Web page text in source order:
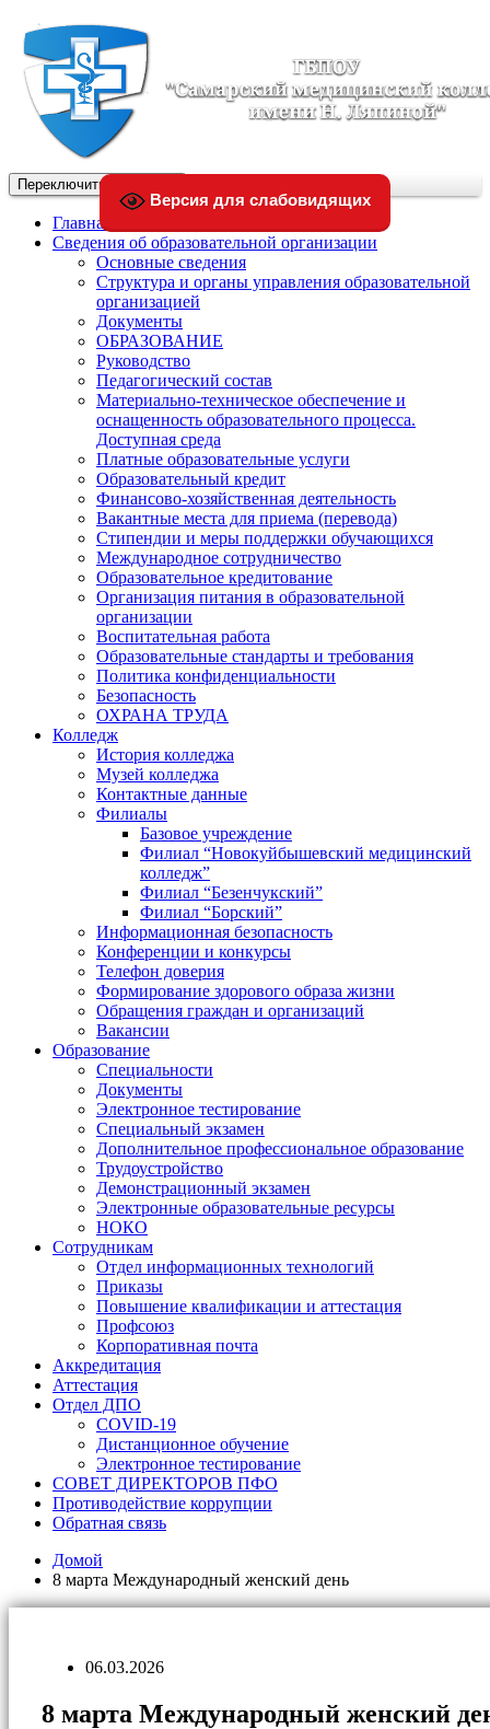
Версия для слабовидящих
Переключить навигации
Главная
Сведения об образовательной организации
Основные сведения
Структура и органы управления образовательной
организацией
Документы
ОБРАЗОВАНИЕ
Руководство
Педагогический состав
Материально-техническое обеспечение и
оснащенность образовательного процесса.
Доступная среда
Платные образовательные услуги
Образовательный кредит
Финансово-хозяйственная деятельность
Вакантные места для приема (перевода)
Стипендии и меры поддержки обучающихся
Международное сотрудничество
Образовательное кредитование
Организация питания в образовательной
организации
Воспитательная работа
Образовательные стандарты и требования
Политика конфиденциальности
Безопасность
ОХРАНА ТРУДА
Колледж
История колледжа
Музей колледжа
Контактные данные
Филиалы
Базовое учреждение
Филиал “Новокуйбышевский медицинский
колледж”
Филиал “Безенчукский”
Филиал “Борский”
Информационная безопасность
Конференции и конкурсы
Телефон доверия
Формирование здорового образа жизни
Обращения граждан и организаций
Вакансии
Образование
Специальности
Документы
Электронное тестирование
Специальный экзамен
Дополнительное профессиональное образование
Трудоустройство
Демонстрационный экзамен
Электронные образовательные ресурсы
НОКО
Сотрудникам
Отдел информационных технологий
Приказы
Повышение квалификации и аттестация
Профсоюз
Корпоративная почта
Аккредитация
Аттестация
Отдел ДПО
COVID-19
Дистанционное обучение
Электронное тестирование
СОВЕТ ДИРЕКТОРОВ ПФО
Противодействие коррупции
Обратная связь
Домой
8 марта Международный женский день
06.03.2026
8 марта Международный женский